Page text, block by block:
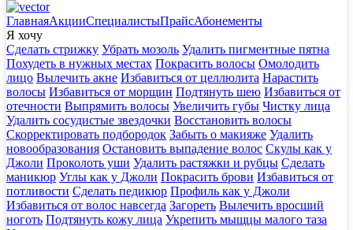
ГлавнаяАкцииСпециалистыПрайсАбонементы
Я хочу
Сделать стрижку Убрать мозоль Удалить пигментные пятна
Похудеть в нужных местах Покрасить волосы Омолодить
лицо Вылечить акне Избавиться от целлюлита Нарастить
волосы Избавиться от морщин Подтянуть шею Избавиться от
отечности Выпрямить волосы Увеличить губы Чистку лица
Удалить сосудистые звездочки Восстановить волосы
Скорректировать подбородок Забыть о макияже Удалить
новообразования Остановить выпадение волос Скулы как у
Джоли Проколоть уши Удалить растяжки и рубцы Сделать
маникюр Углы как у Джоли Покрасить брови Избавиться от
потливости Сделать педикюр Профиль как у Джоли
Избавиться от волос навсегда Загореть Вылечить вросший
ноготь Подтянуть кожу лица Укрепить мыщцы малого таза